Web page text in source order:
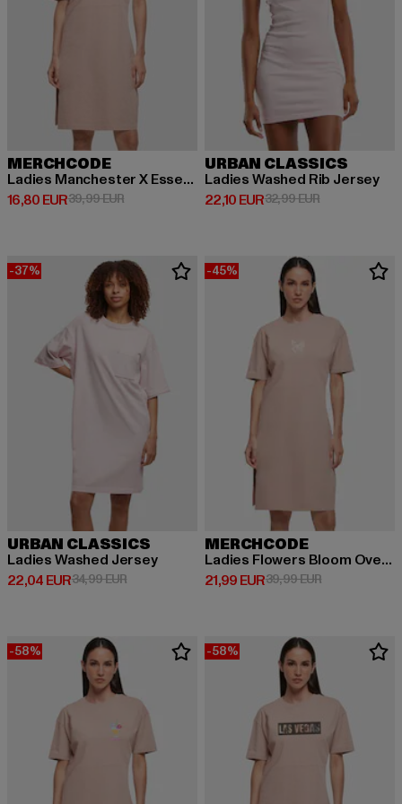
MERCHCODE
Ladies Manchester X Essentials Oversized Slit Tee Dress
16,80 EUR
Derzeitiger Preis: 16,80 EUR
39,99 EURAktionspreis: 39,99 EUR
URBAN CLASSICS
Ladies Washed Rib Jersey
22,10 EUR
Derzeitiger Preis: 22,10 EUR
32,99 EURAktionspreis:
-37%
URBAN CLASSICS
Ladies Washed Jersey
22,04 EUR
Derzeitiger Preis: 22,04 EUR
34,99 EURAktionspreis: 34,99 EUR
-45%
MERCHCODE
Ladies Flowers Bloom Oversized Slit Tee
21,99 EUR
Derzeitiger Preis: 21,99 EUR
39,99 EURAktionspreis:
-58% -58%